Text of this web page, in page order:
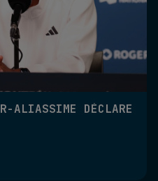
ALIASSIME DÉCLARE